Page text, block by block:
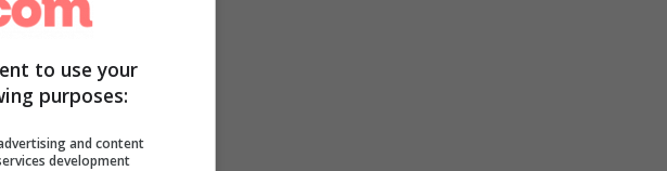
serio. E sul
to use your
purposes:
and content
development